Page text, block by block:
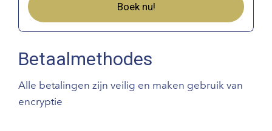
Boek nu!
Betaalmethodes
Alle betalingen zijn veilig en maken gebruik van
encryptie